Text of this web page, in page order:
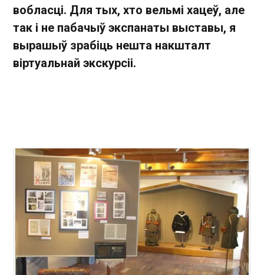
вобласці. Для тых, хто вельмі хацеў, але
так і не пабачыў экспанаты выставы, я
вырашыў зрабіць нешта накшталт
віртуальнай экскурсіі.